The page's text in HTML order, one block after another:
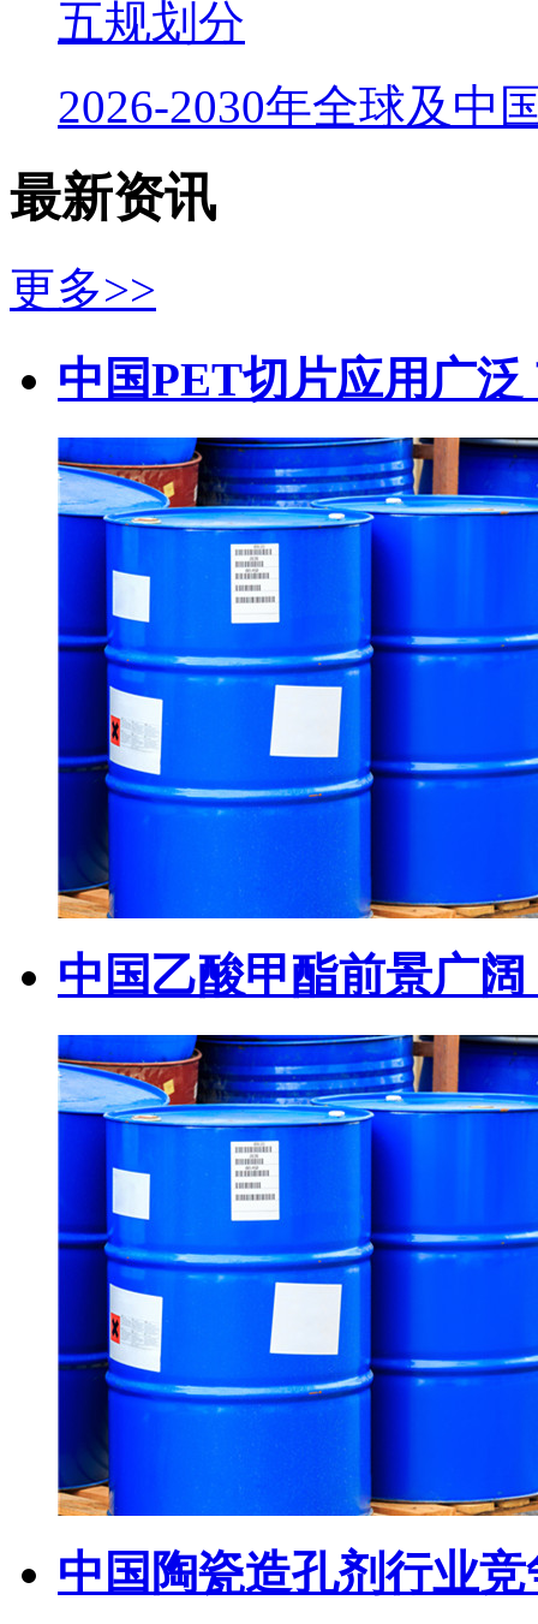
五规划分
2026-2030年全球及中
最新资讯
更多>>
中国PET切片应用广
中国乙酸甲酯前景广
中国陶瓷造孔剂行业